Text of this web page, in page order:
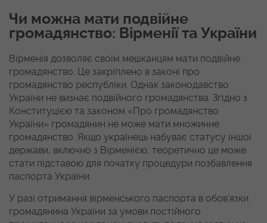
Чи можна мати подвійне
громадянство: Вірменії та України
Вірменія дозволяє своїм мешканцям мати подвійне
громадянство. Це закріплено в законі про
громадянство республіки. Однак законодавство
України не визнає подвійного громадянства. Згідно з
Конституцією та законом «Про громадянство
України» громадянин не може мати множинне
громадянство. Якщо українець набуває статусу іншої
держави, включно з Вірменією, теоретично це може
стати підставою для початку процедури позбавлення
паспорта України.
У разі отримання вірменського паспорта в обов’язки
громадянина України за умови постійного